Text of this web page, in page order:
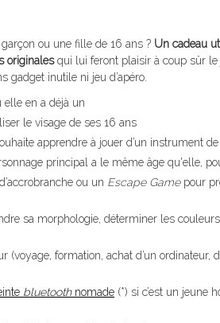
ou une fille de 16 ans ? Un cadeau
originalesqui lui feront plaisir à coup sûr le
gadget inutile ni jeu d’apéro.
elle en a déjà un
le visage de ses 16 ans
apprendre à jouer d’un instrument
principal a le même âge qu'elle,
ou un Escape Gamepour
sa morphologie, déterminer les
formation, achat d’un ordinateur,
bluetoothnomade (*) si c’est un jeune